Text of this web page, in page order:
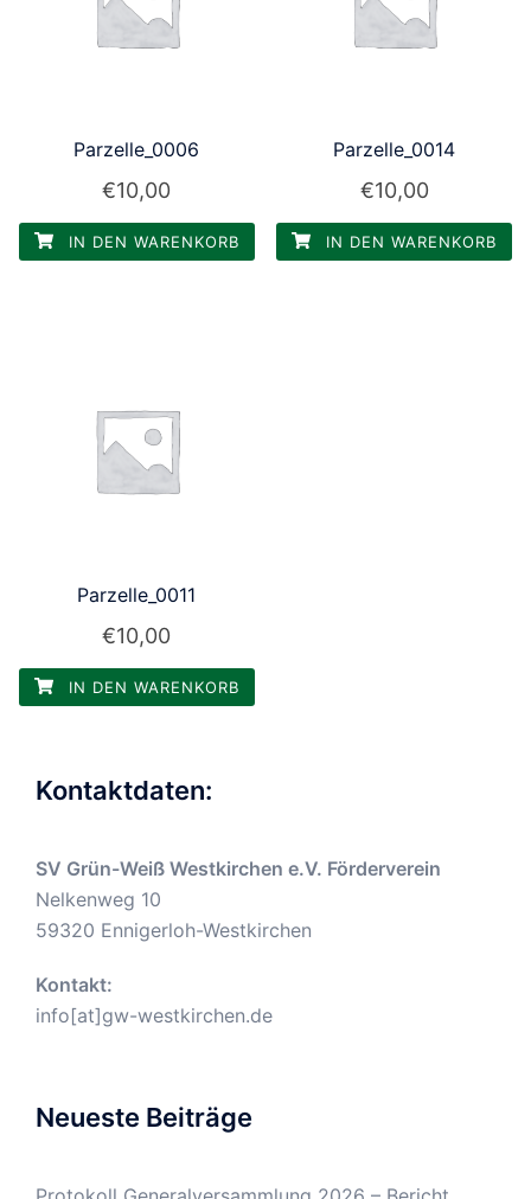
Parzelle_0006
€10,00
IN DEN WARENKORB
Parzelle_0014
€10,00
IN DEN WARENKORB
Parzelle_0011
€10,00
IN DEN WARENKORB
Kontaktdaten:
SV Grün-Weiß Westkirchen e.V. Förderverein
Nelkenweg 10
59320 Ennigerloh-Westkirchen
Kontakt:
info[at]gw-westkirchen.de
Neueste Beiträge